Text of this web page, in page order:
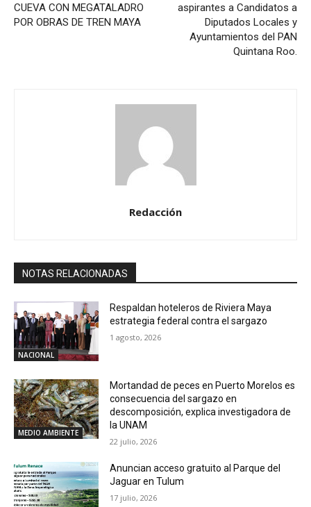
CUEVA CON MEGATALADRO
POR OBRAS DE TREN MAYA
aspirantes a Candidatos a
Diputados Locales y
Ayuntamientos del PAN
Quintana Roo.
Redacción
NOTAS RELACIONADAS
NACIONAL
Respaldan hoteleros de Riviera Maya
estrategia federal contra el sargazo
1 agosto, 2026
MEDIO AMBIENTE
Mortandad de peces en Puerto Morelos es
consecuencia del sargazo en
descomposición, explica investigadora de
la UNAM
22 julio, 2026
Anuncian acceso gratuito al Parque del
Jaguar en Tulum
17 julio, 2026